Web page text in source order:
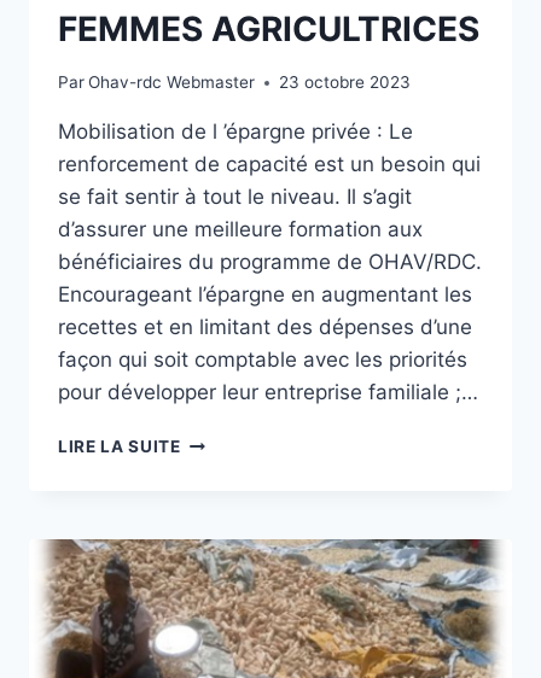
FEMMES AGRICULTRICES
ParOhav-rdc Webmaster 23 octobre 2023
Mobilisation de l ’épargne privée : Le
renforcement de capacité est un besoin qui
se fait sentir à tout le niveau. Il s’agit
d’assurer une meilleure formation aux
bénéficiaires du programme de OHAV/RDC.
Encourageant l’épargne en augmentant les
recettes et en limitant des dépenses d’une
façon qui soit comptable avec les priorités
pour développer leur entreprise familiale ;…
LIRE LA SUITEOHAV/RDC
FINANCIERE
DE
250
FEMMES
AGRICULTRICES